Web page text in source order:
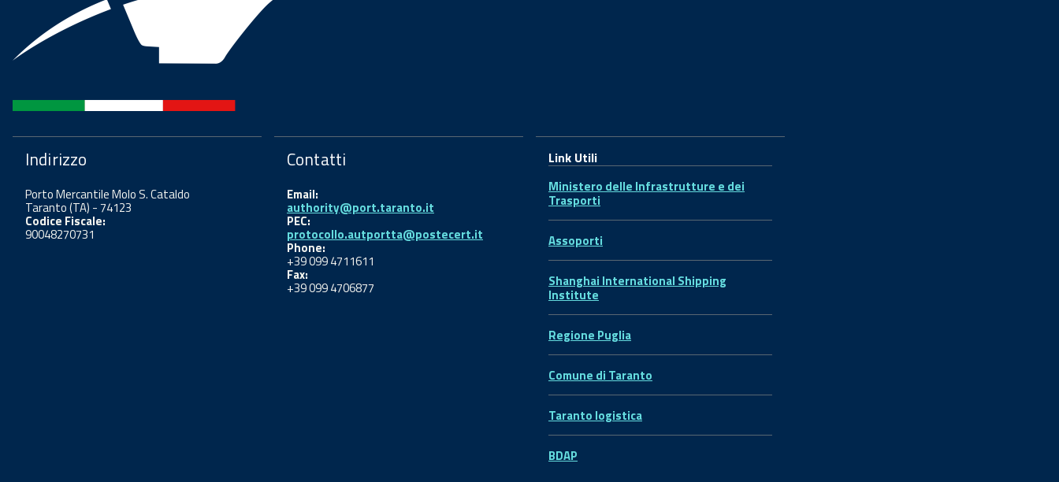
Indirizzo
Porto Mercantile Molo S. Cataldo
Taranto (TA) - 74123
Codice Fiscale:
90048270731
Contatti
Email:
authority@port.taranto.it
PEC:
protocollo.autportta@postecert.it
Phone:
+39 099 4711611
Fax:
+39 099 4706877
Link Utili
Ministero delle Infrastrutture e dei
Trasporti
Assoporti
Shanghai International Shipping
Institute
Regione Puglia
Comune di Taranto
Taranto logistica
BDAP